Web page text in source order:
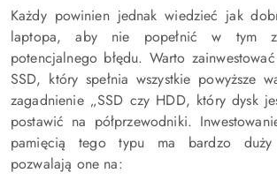
Każdy powinien jednak wiedzieć jak
laptopa, aby nie popełnić w tym
potencjalnego błędu. Warto
SSD, który spełnia wszystkie powyższe
zagadnienie „SSD czy HDD, który dysk
postawić na półprzewodniki.
pamięcią tego typu ma bardzo duży
pozwalają one na: